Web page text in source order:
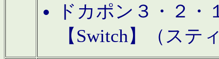
ドカポン３・２
【Switch】（ステ